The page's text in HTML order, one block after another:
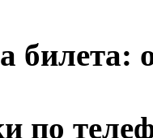
билета:
по